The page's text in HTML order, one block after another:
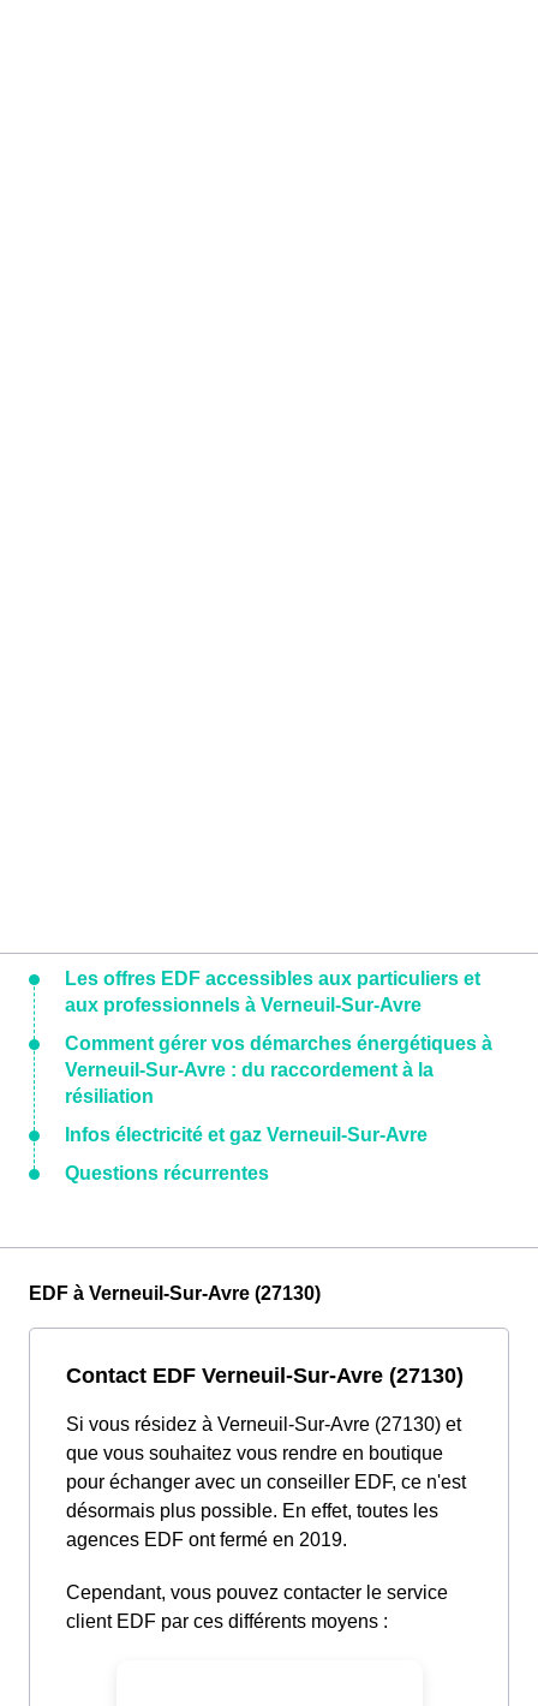
Les offres EDF accessibles aux particuliers et
aux professionnels à Verneuil-Sur-Avre
Comment gérer vos démarches énergétiques à
Verneuil-Sur-Avre : du raccordement à la
résiliation
Infos électricité et gaz Verneuil-Sur-Avre
Questions récurrentes
EDF à Verneuil-Sur-Avre (27130)
Contact EDF Verneuil-Sur-Avre (27130)
Si vous résidez à Verneuil-Sur-Avre (27130) et
que vous souhaitez vous rendre en boutique
pour échanger avec un conseiller EDF, ce n'est
désormais plus possible. En effet, toutes les
agences EDF ont fermé en 2019.
Cependant, vous pouvez contacter le service
client EDF par ces différents moyens :